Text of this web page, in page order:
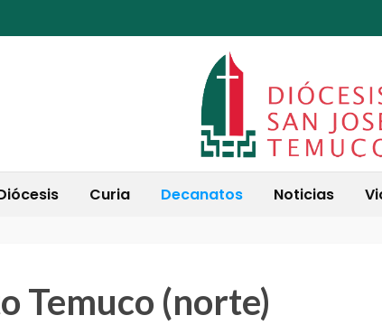
Curia Decanatos Noticias
Temuco (norte)